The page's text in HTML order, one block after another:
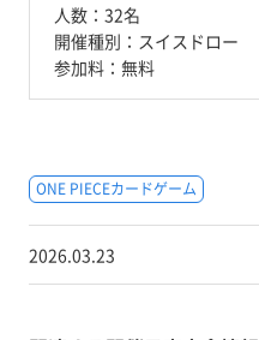
人数： 32名
開催種別： スイスドロー
参加料： 無料
ONE PIECEカードゲーム
2026.03.23